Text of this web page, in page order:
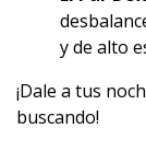
y de alto
¡Dale a tus
buscando!